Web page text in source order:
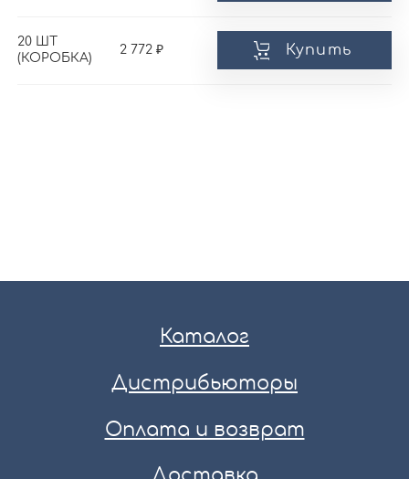
20 ШТ
(КОРОБКА)
2 772 Купить
Каталог
Дистрибьюторы
Оплата и возврат